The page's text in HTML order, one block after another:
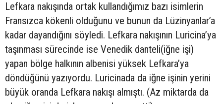
Lefkara nakışında ortak kullandığımız bazı isimlerin
Fransızca kökenli olduğunu ve bunun da Lüzinyanlar’a
kadar dayandığını söyledi. Lefkara nakışının Luricina’ya
taşınması sürecinde ise Venedik danteli(iğne işi)
yapan bölge halkının albenisi yüksek Lefkara’ya
döndüğünü yazıyordu. Luricinada da iğne işinin yerini
büyük oranda Lefkara nakışı almıştı. (Az miktarda da